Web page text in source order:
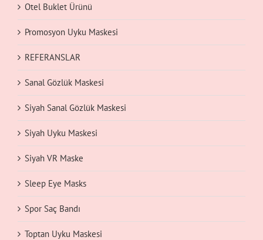
Otel Buklet Ürünü
Promosyon Uyku Maskesi
REFERANSLAR
Sanal Gözlük Maskesi
Siyah Sanal Gözlük Maskesi
Siyah Uyku Maskesi
Siyah VR Maske
Sleep Eye Masks
Spor Saç Bandı
Toptan Uyku Maskesi